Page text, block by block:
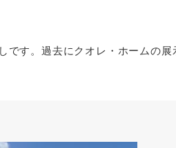
す。過去にクオレ・ホームの